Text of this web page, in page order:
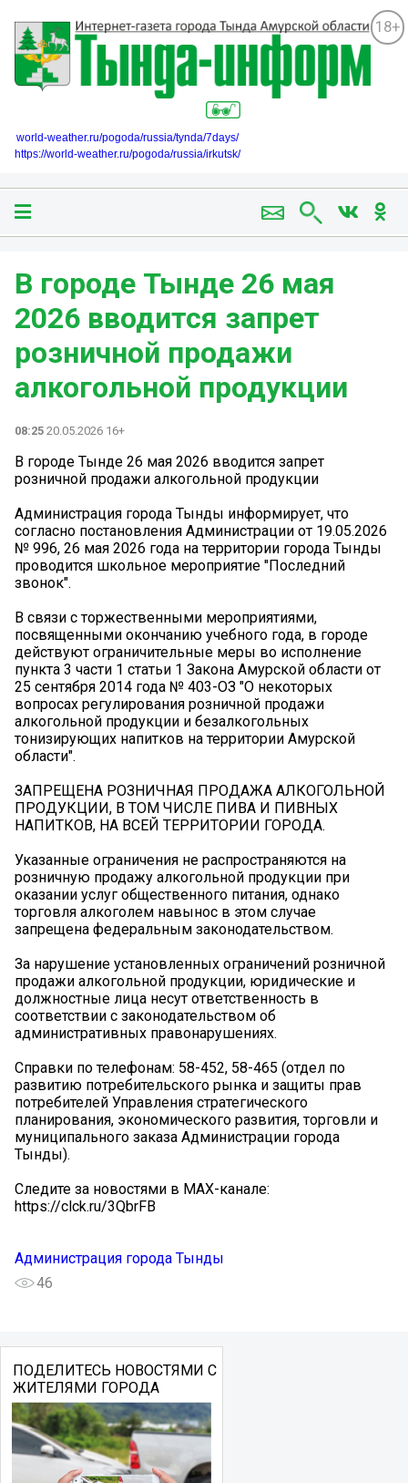
18+
world-weather.ru/pogoda/russia/tynda/7days/
https://world-weather.ru/pogoda/russia/irkutsk/
В городе Тынде 26 мая
2026 вводится запрет
розничной продажи
алкогольной продукции
08:25 20.05.2026 16+
В городе Тынде 26 мая 2026 вводится запрет
розничной продажи алкогольной продукции
Администрация города Тынды информирует, что
согласно постановления Администрации от 19.05.2026
№ 996, 26 мая 2026 года на территории города Тынды
проводится школьное мероприятие "Последний
звонок".
В связи с торжественными мероприятиями,
посвященными окончанию учебного года, в городе
действуют ограничительные меры во исполнение
пункта 3 части 1 статьи 1 Закона Амурской области от
25 сентября 2014 года № 403-ОЗ "О некоторых
вопросах регулирования розничной продажи
алкогольной продукции и безалкогольных
тонизирующих напитков на территории Амурской
области".
ЗАПРЕЩЕНА РОЗНИЧНАЯ ПРОДАЖА АЛКОГОЛЬНОЙ
ПРОДУКЦИИ, В ТОМ ЧИСЛЕ ПИВА И ПИВНЫХ
НАПИТКОВ, НА ВСЕЙ ТЕРРИТОРИИ ГОРОДА.
Указанные ограничения не распространяются на
розничную продажу алкогольной продукции при
оказании услуг общественного питания, однако
торговля алкоголем навынос в этом случае
запрещена федеральным законодательством.
За нарушение установленных ограничений розничной
продажи алкогольной продукции, юридические и
должностные лица несут ответственность в
соответствии с законодательством об
административных правонарушениях.
Справки по телефонам: 58-452, 58-465 (отдел по
развитию потребительского рынка и защиты прав
потребителей Управления стратегического
планирования, экономического развития, торговли и
муниципального заказа Администрации города
Тынды).
Следите за новостями в MAX-канале:
https://clck.ru/3QbrFB
Администрация города Тынды
46
ПОДЕЛИТЕСЬ НОВОСТЯМИ С
ЖИТЕЛЯМИ ГОРОДА